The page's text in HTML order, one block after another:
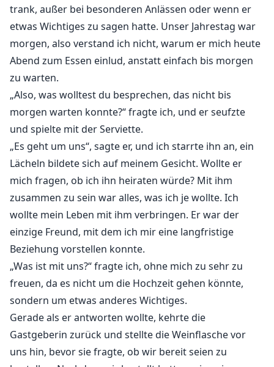
trank, außer bei besonderen Anlässen oder wenn er
etwas Wichtiges zu sagen hatte. Unser Jahrestag war
morgen, also verstand ich nicht, warum er mich heute
Abend zum Essen einlud, anstatt einfach bis morgen
zu warten.
„Also, was wolltest du besprechen, das nicht bis
morgen warten konnte?“ fragte ich, und er seufzte
und spielte mit der Serviette.
„Es geht um uns“, sagte er, und ich starrte ihn an, ein
Lächeln bildete sich auf meinem Gesicht. Wollte er
mich fragen, ob ich ihn heiraten würde? Mit ihm
zusammen zu sein war alles, was ich je wollte. Ich
wollte mein Leben mit ihm verbringen. Er war der
einzige Freund, mit dem ich mir eine langfristige
Beziehung vorstellen konnte.
„Was ist mit uns?“ fragte ich, ohne mich zu sehr zu
freuen, da es nicht um die Hochzeit gehen könnte,
sondern um etwas anderes Wichtiges.
Gerade als er antworten wollte, kehrte die
Gastgeberin zurück und stellte die Weinflasche vor
uns hin, bevor sie fragte, ob wir bereit seien zu